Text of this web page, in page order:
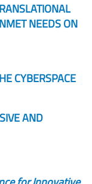
NEEDS ON
CYBERSPACE
AND